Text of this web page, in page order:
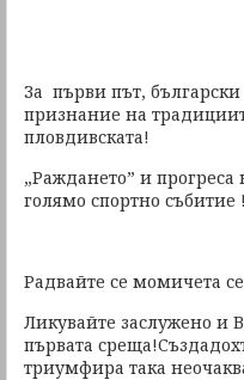
За първи път,
признание на
пловдивската!
„Раждането” и
голямо спортно събитие !
Радвайте се момичета
Ликувайте заслужено и
първата
триумфира така